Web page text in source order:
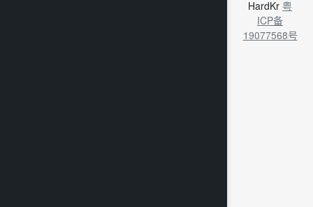
HardKr 粤
ICP备
19077568号